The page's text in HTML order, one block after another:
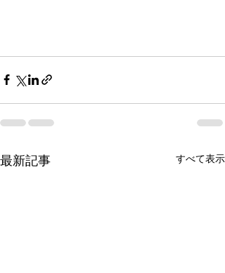
最新記事 すべて表示